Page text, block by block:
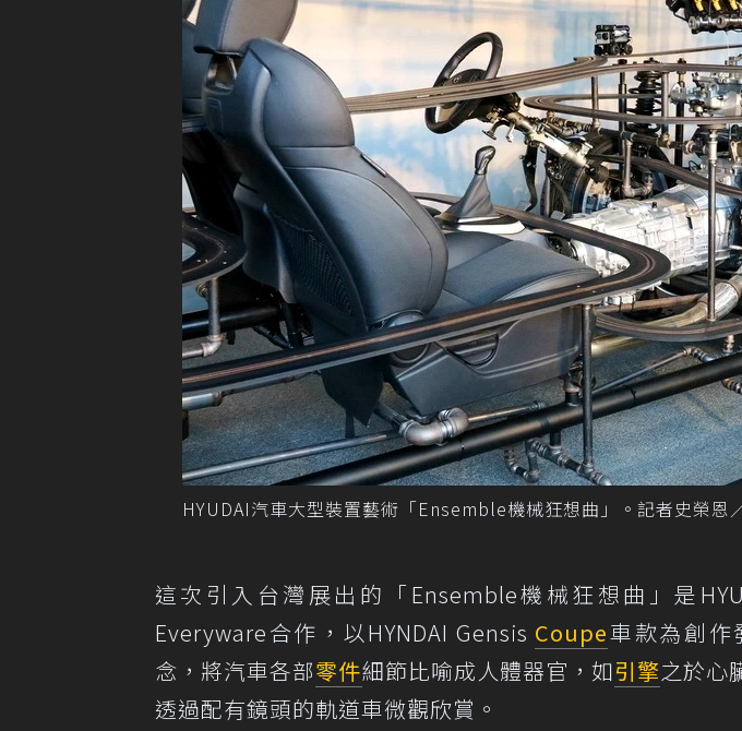
HYUDAI汽車大型裝置藝術「Ensemble機械狂想曲」。記者史榮恩
這次引入台灣展出的「Ensemble機械狂想曲」是
Everyware合作，以HYNDAI Gensis Coupe車款為創作
念，將汽車各部零件細節比喻成人體器官，如引擎之於心
透過配有鏡頭的軌道車微觀欣賞。